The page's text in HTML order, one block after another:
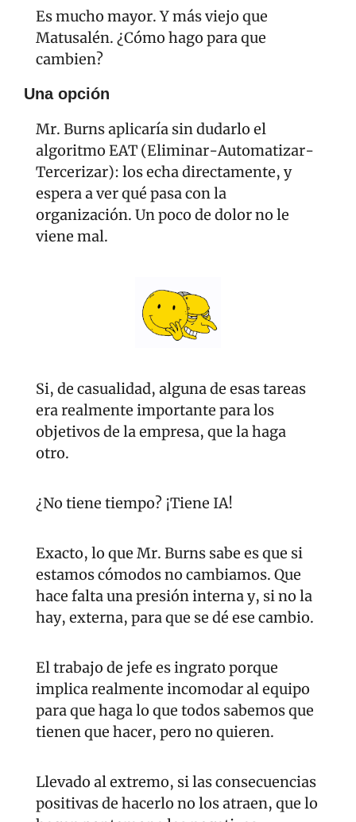
Es mucho mayor. Y más viejo que
Matusalén. ¿Cómo hago para que
cambien?
Una opción
Mr. Burns aplicaría sin dudarlo el
algoritmo EAT (Eliminar-Automatizar-
Tercerizar): los echa directamente, y
espera a ver qué pasa con la
organización. Un poco de dolor no le
viene mal.
Si, de casualidad, alguna de esas tareas
era realmente importante para los
objetivos de la empresa, que la haga
otro.
¿No tiene tiempo? ¡Tiene IA!
Exacto, lo que Mr. Burns sabe es que si
estamos cómodos no cambiamos. Que
hace falta una presión interna y, si no la
hay, externa, para que se dé ese cambio.
El trabajo de jefe es ingrato porque
implica realmente incomodar al equipo
para que haga lo que todos sabemos que
tienen que hacer, pero no quieren.
Llevado al extremo, si las consecuencias
positivas de hacerlo no los atraen, que lo